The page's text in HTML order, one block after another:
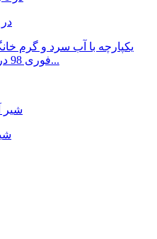
4 در 1 روی مشکی ضربه بزنید
یکپارچه با آب سرد و گرم
فوری 98 درجه و آب فیلتر شده با دمای...